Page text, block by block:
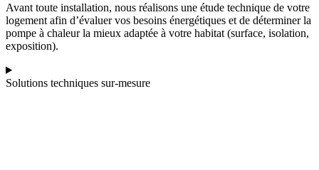
Avant toute installation, nous réalisons une étude technique de votre
logement afin d’évaluer vos besoins énergétiques et de déterminer la
pompe à chaleur la mieux adaptée à votre habitat (surface, isolation,
exposition).
Solutions techniques sur-mesure